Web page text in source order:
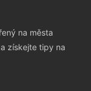
na města
získejte tipy na